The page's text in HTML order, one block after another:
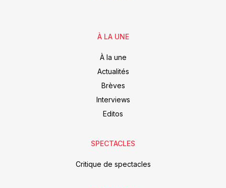
À LA UNE
À la une
Actualités
Brèves
Interviews
Editos
SPECTACLES
Critique de spectacles